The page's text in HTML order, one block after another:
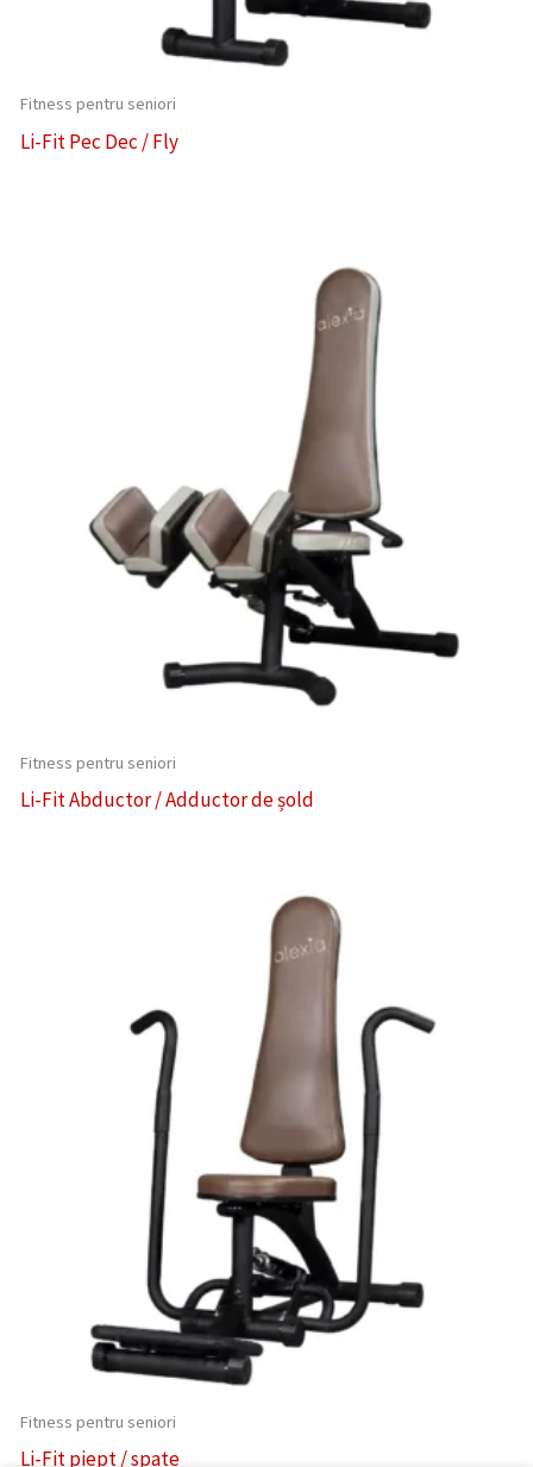
Fitness pentru seniori
Li-Fit Pec Dec / Fly
Fitness pentru seniori
Li-Fit Abductor / Adductor de șold
Fitness pentru seniori
Li-Fit piept / spate